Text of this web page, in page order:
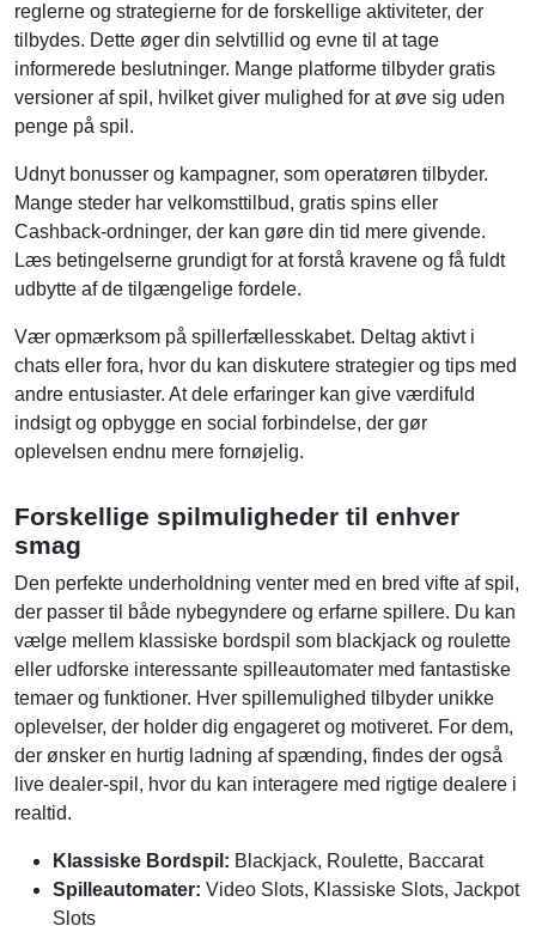
reglerne og strategierne for de forskellige aktiviteter, der
tilbydes. Dette øger din selvtillid og evne til at tage
informerede beslutninger. Mange platforme tilbyder gratis
versioner af spil, hvilket giver mulighed for at øve sig uden
penge på spil.
Udnyt bonusser og kampagner, som operatøren tilbyder.
Mange steder har velkomsttilbud, gratis spins eller
Cashback-ordninger, der kan gøre din tid mere givende.
Læs betingelserne grundigt for at forstå kravene og få fuldt
udbytte af de tilgængelige fordele.
Vær opmærksom på spillerfællesskabet. Deltag aktivt i
chats eller fora, hvor du kan diskutere strategier og tips med
andre entusiaster. At dele erfaringer kan give værdifuld
indsigt og opbygge en social forbindelse, der gør
oplevelsen endnu mere fornøjelig.
Forskellige spilmuligheder til enhver
smag
Den perfekte underholdning venter med en bred vifte af spil,
der passer til både nybegyndere og erfarne spillere. Du kan
vælge mellem klassiske bordspil som blackjack og roulette
eller udforske interessante spilleautomater med fantastiske
temaer og funktioner. Hver spillemulighed tilbyder unikke
oplevelser, der holder dig engageret og motiveret. For dem,
der ønsker en hurtig ladning af spænding, findes der også
live dealer-spil, hvor du kan interagere med rigtige dealere i
realtid.
Klassiske Bordspil: Blackjack, Roulette, Baccarat
Spilleautomater: Video Slots, Klassiske Slots, Jackpot
Slots